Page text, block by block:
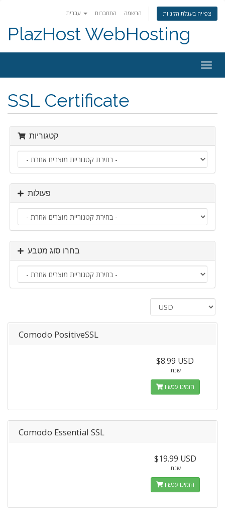
התחברות הרשמה צפייה בעגלת הקניות
PlazHost WebHosting
ניווט
SSL Certificate
קטגוריות
פעולות
בחרו סוג מטבע
Comodo PositiveSSL
$8.99 USD
שנתי
הזמינו עכשיו
Comodo Essential SSL
$19.99 USD
שנתי
הזמינו עכשיו